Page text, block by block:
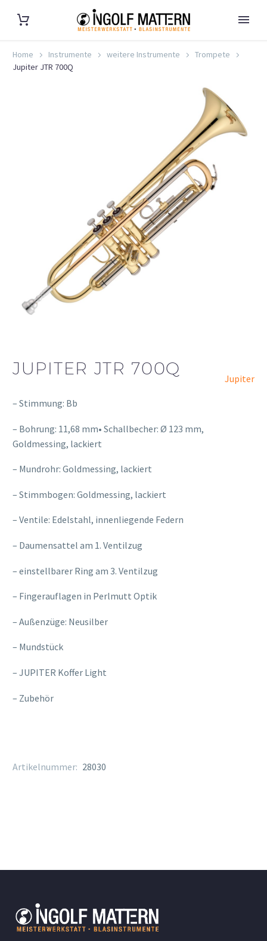
Home Instrumente weitere Instrumente
Trompete
Jupiter JTR 700Q
JUPITER JTR 700Q
Jupiter
– Stimmung: Bb
– Bohrung: 11,68 mm• Schallbecher: Ø 123 mm,
Goldmessing, lackiert
– Mundrohr: Goldmessing, lackiert
– Stimmbogen: Goldmessing, lackiert
– Ventile: Edelstahl, innenliegende Federn
– Daumensattel am 1. Ventilzug
– einstellbarer Ring am 3. Ventilzug
– Fingerauflagen in Perlmutt Optik
– Außenzüge: Neusilber
– Mundstück
– JUPITER Koffer Light
– Zubehör
Artikelnummer: 28030